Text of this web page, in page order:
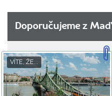
Doporučujeme z
VÍTE, ŽE...